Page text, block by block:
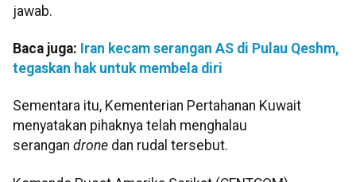
jawab.
Baca juga: Iran kecam serangan AS di Pulau Qeshm,
tegaskan hak untuk membela diri
Sementara itu, Kementerian Pertahanan Kuwait
menyatakan pihaknya telah menghalau
serangan drone dan rudal tersebut.